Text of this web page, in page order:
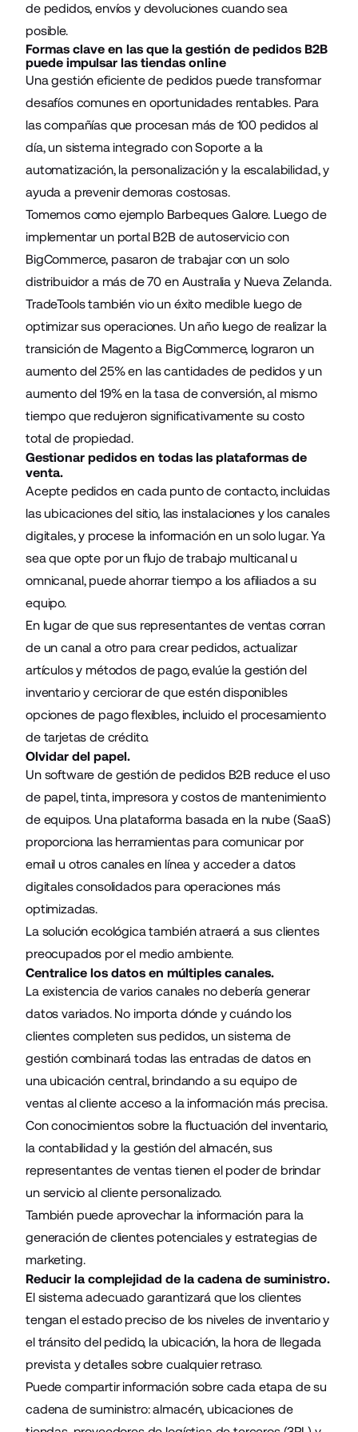
de pedidos, envíos y devoluciones cuando sea
posible.
Formas clave en las que la gestión de pedidos B2B
puede impulsar las tiendas online
Una gestión eficiente de pedidos puede transformar
desafíos comunes en oportunidades rentables. Para
las compañías que procesan más de 100 pedidos al
día, un sistema integrado con Soporte a la
automatización, la personalización y la escalabilidad, y
ayuda a prevenir demoras costosas.
Tomemos como ejemplo Barbeques Galore. Luego de
implementar un portal B2B de autoservicio con
BigCommerce, pasaron de trabajar con un solo
distribuidor a más de 70 en Australia y Nueva Zelanda.
TradeTools también vio un éxito medible luego de
optimizar sus operaciones. Un año luego de realizar la
transición de Magento a BigCommerce, lograron un
aumento del 25% en las cantidades de pedidos y un
aumento del 19% en la tasa de conversión, al mismo
tiempo que redujeron significativamente su costo
total de propiedad.
Gestionar pedidos en todas las plataformas de
venta.
Acepte pedidos en cada punto de contacto, incluidas
las ubicaciones del sitio, las instalaciones y los canales
digitales, y procese la información en un solo lugar. Ya
sea que opte por un flujo de trabajo multicanal u
omnicanal, puede ahorrar tiempo a los afiliados a su
equipo.
En lugar de que sus representantes de ventas corran
de un canal a otro para crear pedidos, actualizar
artículos y métodos de pago, evalúe la gestión del
inventario y cerciorar de que estén disponibles
opciones de pago flexibles, incluido el procesamiento
de tarjetas de crédito.
Olvidar del papel.
Un software de gestión de pedidos B2B reduce el uso
de papel, tinta, impresora y costos de mantenimiento
de equipos. Una plataforma basada en la nube (SaaS)
proporciona las herramientas para comunicar por
email u otros canales en línea y acceder a datos
digitales consolidados para operaciones más
optimizadas.
La solución ecológica también atraerá a sus clientes
preocupados por el medio ambiente.
Centralice los datos en múltiples canales.
La existencia de varios canales no debería generar
datos variados. No importa dónde y cuándo los
clientes completen sus pedidos, un sistema de
gestión combinará todas las entradas de datos en
una ubicación central, brindando a su equipo de
ventas al cliente acceso a la información más precisa.
Con conocimientos sobre la fluctuación del inventario,
la contabilidad y la gestión del almacén, sus
representantes de ventas tienen el poder de brindar
un servicio al cliente personalizado.
También puede aprovechar la información para la
generación de clientes potenciales y estrategias de
marketing.
Reducir la complejidad de la cadena de suministro.
El sistema adecuado garantizará que los clientes
tengan el estado preciso de los niveles de inventario y
el tránsito del pedido, la ubicación, la hora de llegada
prevista y detalles sobre cualquier retraso.
Puede compartir información sobre cada etapa de su
cadena de suministro: almacén, ubicaciones de